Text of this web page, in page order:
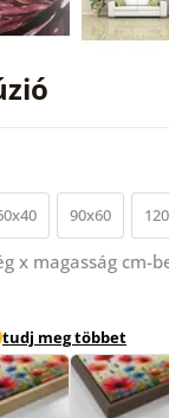
90x60
x magasság cm-
tudj meg többet